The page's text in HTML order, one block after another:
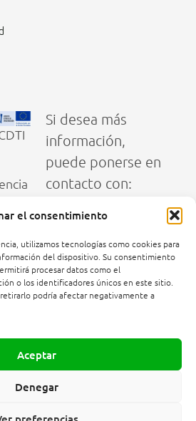
el consentimiento
utilizamos tecnologías como cookies para
del dispositivo. Su consentimiento
procesar datos como el
o los identificadores únicos en este sitio.
podría afectar negativamente a
Aceptar
Denegar
Si desea más
información,
puede ponerse en
contacto con:
Bosonit
consorcio CDTI:
pmo@bosonit.com
consorcio AEI:
eayerbe@cidetec.es